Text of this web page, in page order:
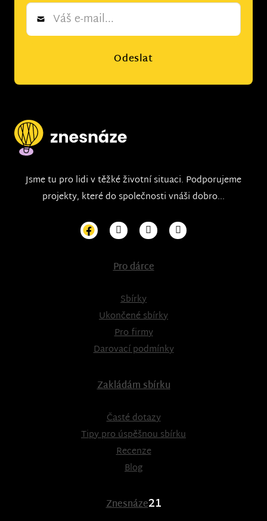
Newsletter
Odeslat
Jsme tu pro lidi v těžké životní situaci. Podporujeme
projekty, které do společnosti vnáši dobro...
Pro dárce
Sbírky
Ukončené sbírky
Pro firmy
Darovací podmínky
Zakládám sbírku
Časté dotazy
Tipy pro úspěšnou sbírku
Recenze
Blog
Znesnáze21